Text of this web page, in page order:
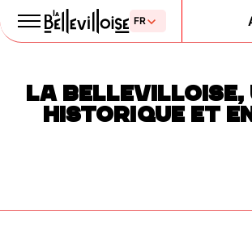
Le Paris
de la
LA BELLEVILLOISE,
HISTORIQUE ET